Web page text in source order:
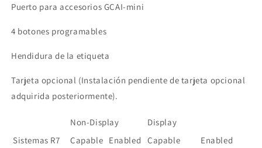
Puerto para accesorios GCAI-mini
4 botones programables
Hendidura de la etiqueta
Tarjeta opcional (Instalación pendiente de tarjeta opcional
adquirida posteriormente).
Non-Display
Display
Sistemas R7
Capable Enabled Capable
Enabled